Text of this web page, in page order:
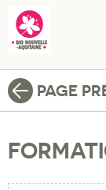
PAGE